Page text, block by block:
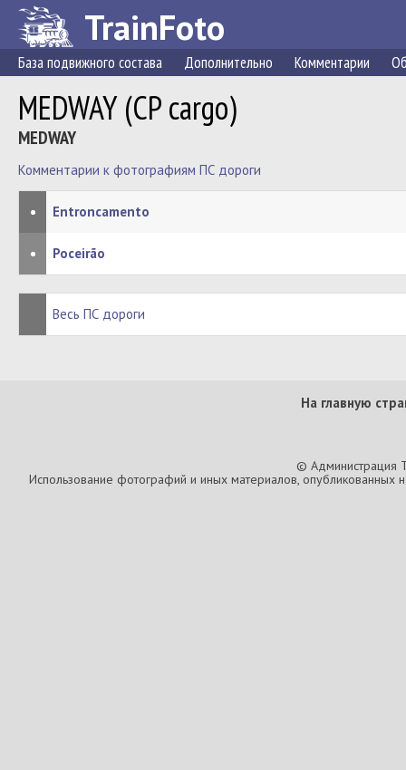
TrainFoto
База подвижного состава Дополнительно Комментарии
MEDWAY (CP cargo)
MEDWAY
Комментарии к фотографиям ПС дороги
• Entroncamento
• Poceirão
Весь ПС дороги
На главную
© Администрация
Использование фотографий и иных материалов, опубликованных